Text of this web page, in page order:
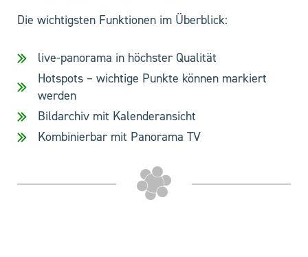
Die wichtigsten Funktionen im Überblick:
live-panorama in höchster Qualität
Hotspots – wichtige Punkte können markiert
werden
Bildarchiv mit Kalenderansicht
Kombinierbar mit Panorama TV